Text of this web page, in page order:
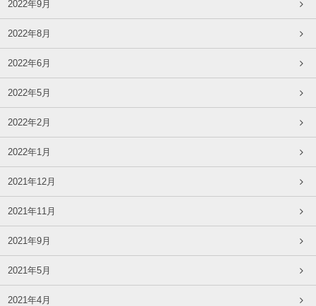
2022年9月
2022年8月
2022年6月
2022年5月
2022年2月
2022年1月
2021年12月
2021年11月
2021年9月
2021年5月
2021年4月